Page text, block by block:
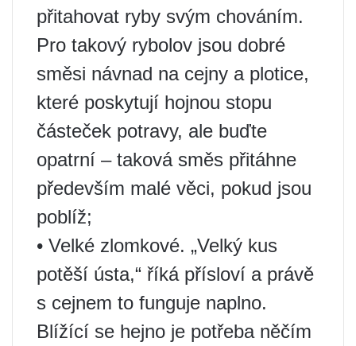
přitahovat ryby svým chováním.
Pro takový rybolov jsou dobré
směsi návnad na cejny a plotice,
které poskytují hojnou stopu
částeček potravy, ale buďte
opatrní – taková směs přitáhne
především malé věci, pokud jsou
poblíž;
• Velké zlomkové. „Velký kus
potěší ústa,“ říká přísloví a právě
s cejnem to funguje naplno.
Blížící se hejno je potřeba něčím